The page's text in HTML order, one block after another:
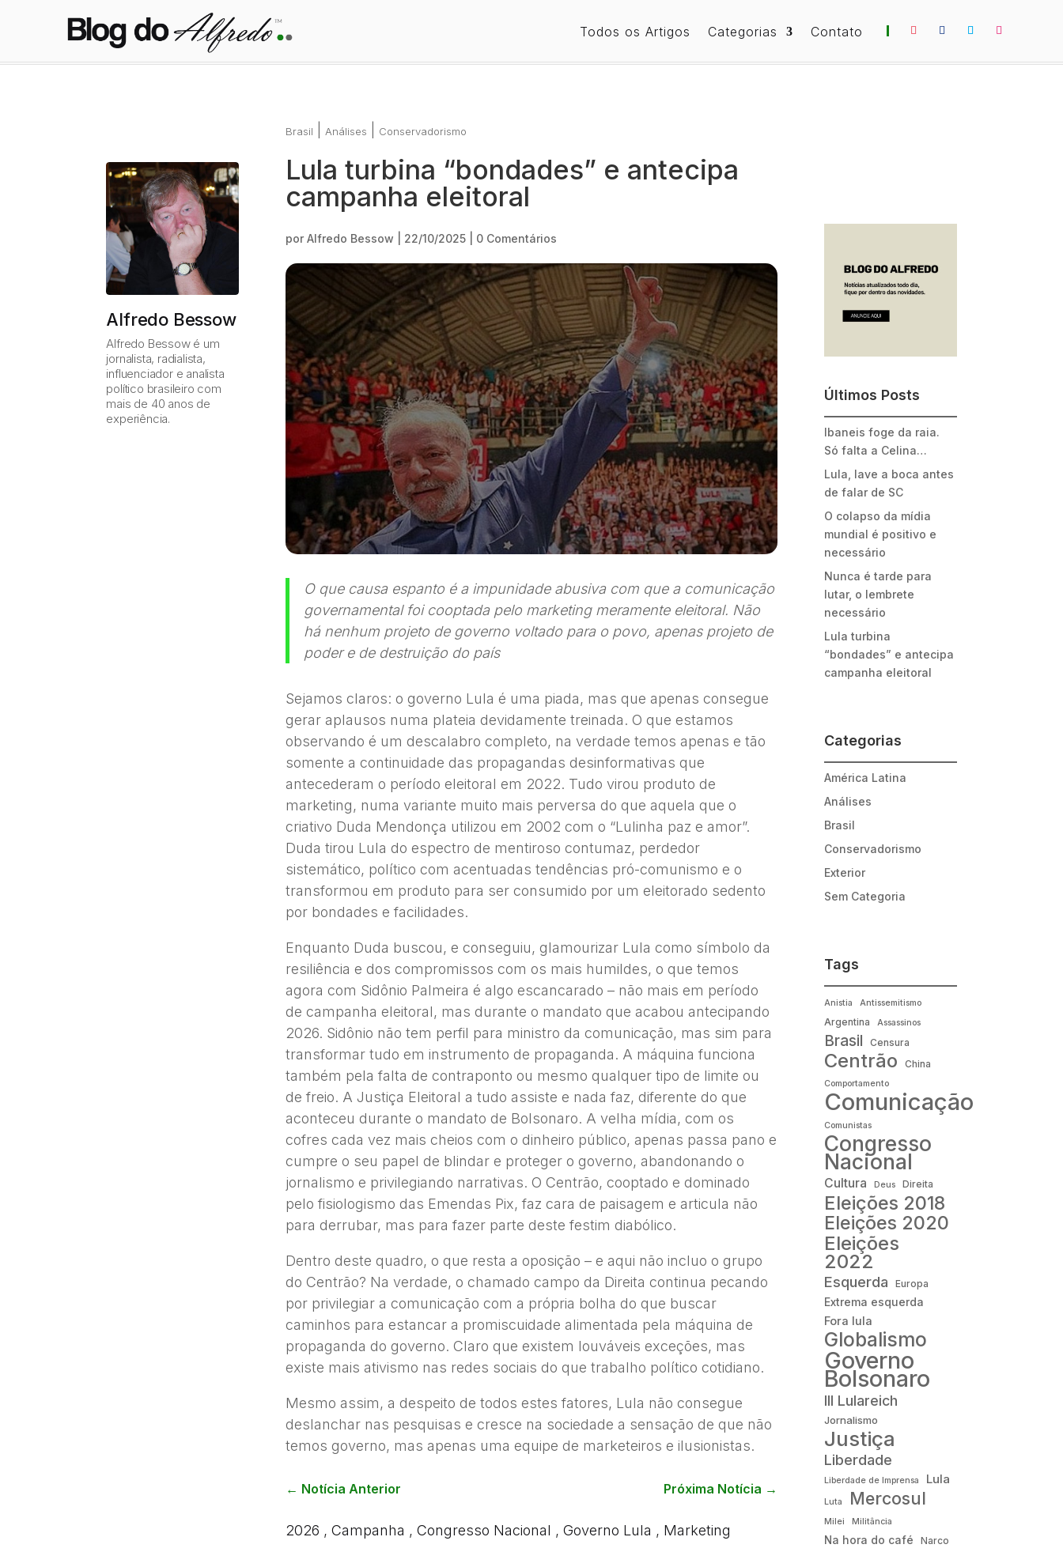
Todos os Artigos Categorias Contato
Alfredo Bessow
Alfredo Bessow é um
jornalista, radialista,
influenciador e analista
político brasileiro com
mais de 40 anos de
experiência.
Brasil Análises Conservadorismo
Lula turbina “bondades” e antecipa
campanha eleitoral
porAlfredo Bessow 22/10/2025 0 Comentários
O que causa espanto é a impunidade abusiva com que a comunicação
governamental foi cooptada pelo marketing meramente eleitoral. Não
há nenhum projeto de governo voltado para o povo, apenas projeto de
poder e de destruição do país
Sejamos claros: o governo Lula é uma piada, mas que apenas consegue
gerar aplausos numa plateia devidamente treinada. O que estamos
observando é um descalabro completo, na verdade temos apenas e tão
somente a continuidade das propagandas desinformativas que
antecederam o período eleitoral em 2022. Tudo virou produto de
marketing, numa variante muito mais perversa do que aquela que o
criativo Duda Mendonça utilizou em 2002 com o “Lulinha paz e amor”.
Duda tirou Lula do espectro de mentiroso contumaz, perdedor
sistemático, político com acentuadas tendências pró-comunismo e o
transformou em produto para ser consumido por um eleitorado sedento
por bondades e facilidades.
Enquanto Duda buscou, e conseguiu, glamourizar Lula como símbolo da
resiliência e dos compromissos com os mais humildes, o que temos
agora com Sidônio Palmeira é algo escancarado – não mais em período
de campanha eleitoral, mas durante o mandato que acabou antecipando
2026. Sidônio não tem perfil para ministro da comunicação, mas sim para
transformar tudo em instrumento de propaganda. A máquina funciona
também pela falta de contraponto ou mesmo qualquer tipo de limite ou
de freio. A Justiça Eleitoral a tudo assiste e nada faz, diferente do que
aconteceu durante o mandato de Bolsonaro. A velha mídia, com os
cofres cada vez mais cheios com o dinheiro público, apenas passa pano e
cumpre o seu papel de blindar e proteger o governo, abandonando o
jornalismo e privilegiando narrativas. O Centrão, cooptado e dominado
pelo fisiologismo das Emendas Pix, faz cara de paisagem e articula não
para derrubar, mas para fazer parte deste festim diabólico.
Dentro deste quadro, o que resta a oposição – e aqui não incluo o grupo
do Centrão? Na verdade, o chamado campo da Direita continua pecando
por privilegiar a comunicação com a própria bolha do que buscar
caminhos para estancar a promiscuidade alimentada pela máquina de
propaganda do governo. Claro que existem louváveis exceções, mas
existe mais ativismo nas redes sociais do que trabalho político cotidiano.
Mesmo assim, a despeito de todos estes fatores, Lula não consegue
deslanchar nas pesquisas e cresce na sociedade a sensação de que não
temos governo, mas apenas uma equipe de marketeiros e ilusionistas.
← Notícia Anterior Próxima Notícia →
2026 ,Campanha ,Congresso Nacional ,Governo Lula , Marketing
Últimos Posts
Ibaneis foge da raia.
Só falta a Celina…
Lula, lave a boca antes
de falar de SC
O colapso da mídia
mundial é positivo e
necessário
Nunca é tarde para
lutar, o lembrete
necessário
Lula turbina
“bondades” e antecipa
campanha eleitoral
Categorias
América Latina
Análises
Brasil
Conservadorismo
Exterior
Sem Categoria
Tags
Anistia Antissemitismo
Argentina Assassinos
Brasil Censura
Centrão China
Comportamento
Comunicação
Comunistas
Congresso
Nacional
Cultura Deus Direita
Eleições 2018
Eleições 2020
Eleições
2022
Esquerda Europa
Extrema esquerda
Fora lula
Globalismo
Governo
Bolsonaro
III Lulareich
Jornalismo
Justiça
Liberdade
Liberdade de Imprensa Lula
Luta Mercosul
Milei Militância
Na hora do café
Narco